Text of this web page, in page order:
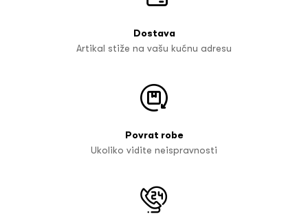
Dostava
Artikal stiže na vašu kućnu adresu
Povrat robe
Ukoliko vidite neispravnosti